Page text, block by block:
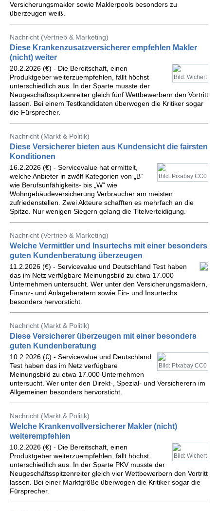
Versicherungsmakler sowie Maklerpools besonders zu
überzeugen weiß.
Nachricht (Vertrieb & Marketing)
Diese Krankenzusatzversicherer empfehlen Makler
(nicht) weiter
Bild: Wichert
20.2.2026 (€) - Die Bereitschaft, einen
Produktgeber weiterzuempfehlen, fällt höchst
unterschiedlich aus. In der Sparte musste der
Neugeschäftsspitzenreiter gleich fünf Wettbewerbern den Vortritt
lassen. Bei einem Testkandidaten überwogen die Kritiker sogar
die Fürsprecher.
Nachricht (Markt & Politik)
Diese Versicherer bieten aus Kundensicht die fairsten
Konditionen
Bild: Pixabay CC0
16.2.2026 (€) - Servicevalue hat ermittelt,
welche Anbieter in zwölf Kategorien von „B“
wie Berufsunfähigkeits- bis „W“ wie
Wohngebäudeversicherung Verbraucher am meisten
zufriedenstellen. Zwei Akteure schafften es mehrfach an die
Spitze. Nur wenigen Siegern gelang die Titelverteidigung.
Nachricht (Vertrieb & Marketing)
Welche Vermittler und Insurtechs mit einer besonders
guten Kundenberatung überzeugen
11.2.2026 (€) - Servicevalue und Deutschland Test haben
das im Netz verfügbare Meinungsbild zu etwa 17.000
Unternehmen untersucht. Wer unter den Versicherungsmaklern,
Finanz- und Anlageberatern sowie Fin- und Insurtechs
besonders hervorsticht.
Nachricht (Markt & Politik)
Diese Versicherer überzeugen mit einer besonders
guten Kundenberatung
Bild: Pixabay CC0
10.2.2026 (€) - Servicevalue und Deutschland
Test haben das im Netz verfügbare
Meinungsbild zu etwa 17.000 Unternehmen
untersucht. Wer unter den Direkt-, Spezial- und Versicherern im
Allgemeinen besonders hervorsticht.
Nachricht (Markt & Politik)
Welche Krankenvollversicherer Makler (nicht)
weiterempfehlen
Bild: Wichert
10.2.2026 (€) - Die Bereitschaft, einen
Produktgeber weiterzuempfehlen, fällt höchst
unterschiedlich aus. In der Sparte PKV musste der
Neugeschäftsspitzenreiter gleich vier Wettbewerbern den Vortritt
lassen. Bei einer Marktgröße überwogen die Kritiker sogar die
Fürsprecher.